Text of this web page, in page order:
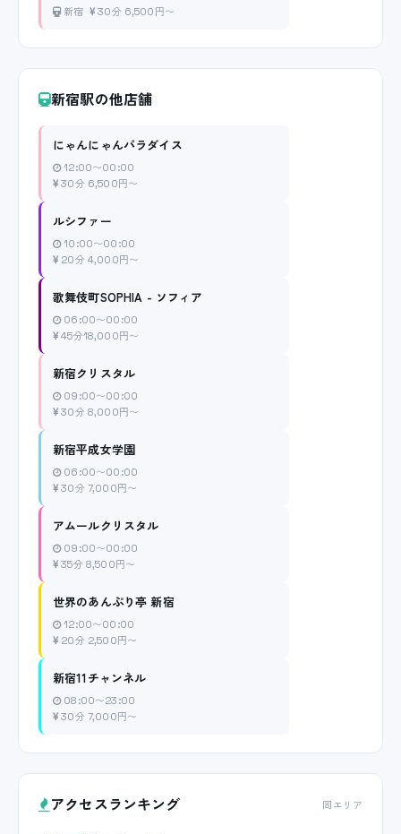
新宿 30分 6,500円〜
新宿駅の他店舗
にゃんにゃんパラダイス
12:00〜00:00
30分 6,500円〜
ルシファー
10:00〜00:00
20分 4,000円〜
歌舞伎町SOPHIA - ソフィア
06:00〜00:00
45分18,000円〜
新宿クリスタル
09:00〜00:00
30分 8,000円〜
新宿平成女学園
06:00〜00:00
30分 7,000円〜
アムールクリスタル
09:00〜00:00
35分 8,500円〜
世界のあんぷり亭 新宿
12:00〜00:00
20分 2,500円〜
新宿11チャンネル
08:00〜23:00
30分 7,000円〜
アクセスランキング 同エリア